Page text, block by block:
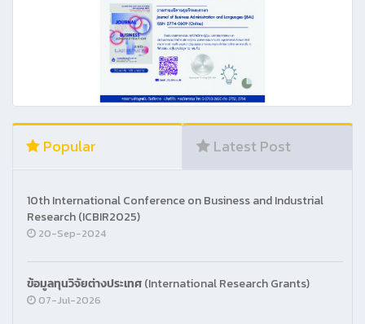
Popular Latest Post
10th International Conference on Business and Industrial
Research (ICBIR2025)
20-Sep-2024
ข้อมูลทุนวิจัยต่างประเทศ (International Research Grants)
07-Jul-2026